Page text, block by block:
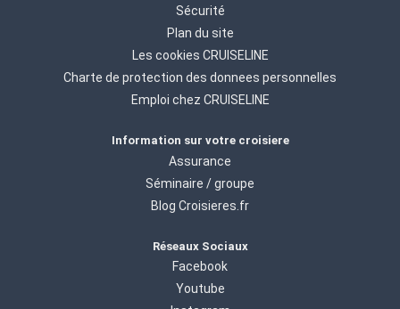
Sécurité
Plan du site
Les cookies CRUISELINE
Charte de protection des donnees personnelles
Emploi chez CRUISELINE
Information sur votre croisiere
Assurance
Séminaire / groupe
Blog Croisieres.fr
Réseaux Sociaux
Facebook
Youtube